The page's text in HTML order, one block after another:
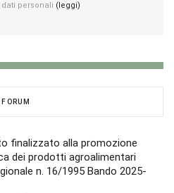
personali (leggi)
FORUM
finalizzato alla promozione
dei prodotti agroalimentari
n. 16/1995 Bando 2025-